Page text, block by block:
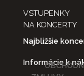
VSTUPENKY
NA KONCERTY
Najbližšie
Informácie k